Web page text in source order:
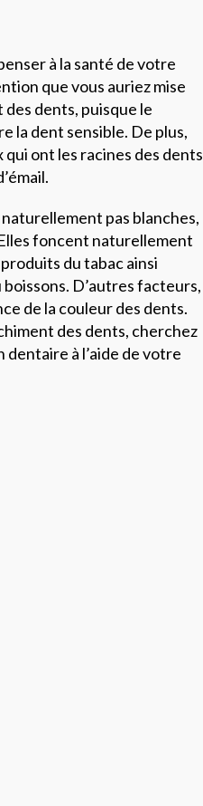
à la santé de votre
que vous auriez mise
dents, puisque le
la dent sensible. De plus,
ont les racines des dents
pas blanches,
foncent naturellement
du tabac ainsi
D’autres facteurs,
de la couleur des dents.
des dents, cherchez
à l’aide de votre